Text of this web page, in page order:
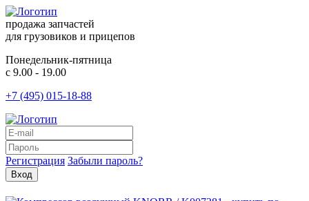
продажа запчастей
для грузовиков и прицепов
Понедельник-пятница
с 9.00 - 19.00
+7 (495) 015-18-88
Регистрация Забыли пароль?